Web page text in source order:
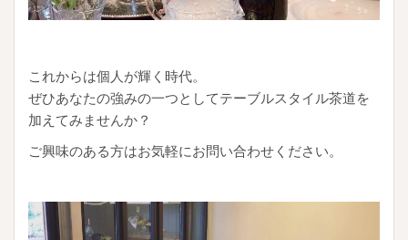
これからは個人が輝く時代。
ぜひあなたの強みの一つとしてテーブルスタイル茶道を
加えてみませんか？
ご興味のある方はお気軽にお問い合わせください。